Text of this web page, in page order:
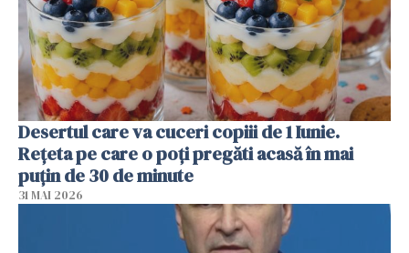
Desertul care va cuceri copiii de 1 Iunie.
Rețeta pe care o poți pregăti acasă în mai
puțin de 30 de minute
31 MAI 2026